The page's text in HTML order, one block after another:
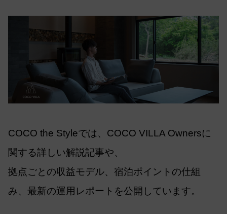
COCO the Styleでは、COCO VILLA Ownersに
関する詳しい解説記事や、
拠点ごとの収益モデル、宿泊ポイントの仕組
み、最新の運用レポートを公開しています。